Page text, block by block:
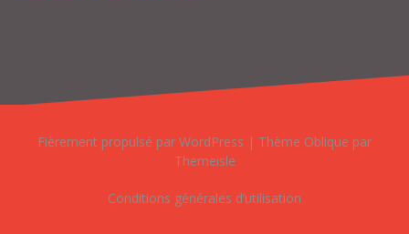
Fièrement propulsé par WordPress | Thème Oblique par
Themeisle
Conditions générales d’utilisation